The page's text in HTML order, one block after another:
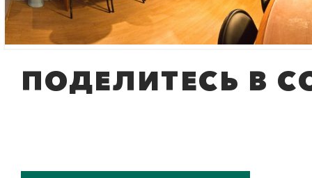
ПОДЕЛИТЕСЬ В